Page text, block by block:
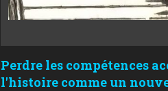
Perdre les compétences
l'histoire comme un